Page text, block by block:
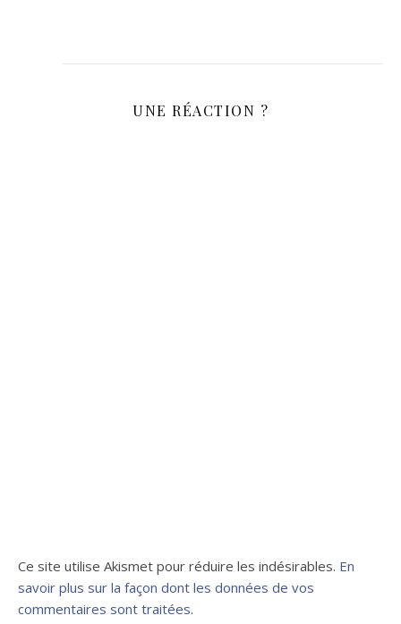
UNE RÉACTION ?
Ce site utilise Akismet pour réduire les indésirables. En
savoir plus sur la façon dont les données de vos
commentaires sont traitées.